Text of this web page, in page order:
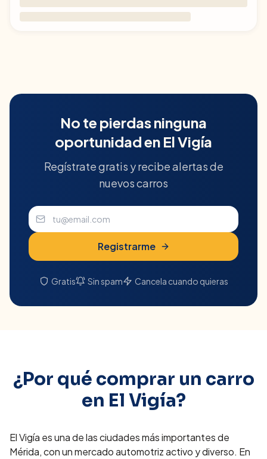
No te pierdas ninguna
oportunidad en El Vigía
Regístrate gratis y recibe alertas de
nuevos carros
Registrarme
Gratis Sin spam Cancela cuando quieras
¿Por qué comprar un carro
en El Vigía?
El Vigía es una de las ciudades más importantes de
Mérida, con un mercado automotriz activo y diverso. En